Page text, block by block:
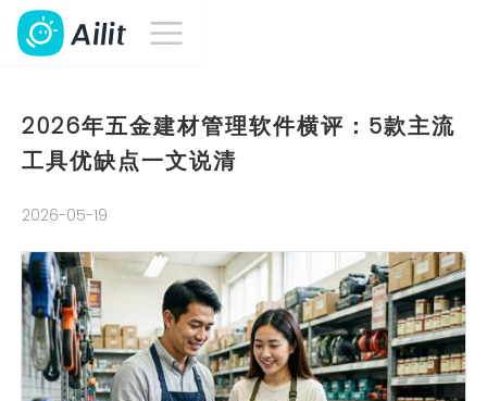
2026年五金建材管理软件横评：5款主流
工具优缺点一文说清
2026-05-19